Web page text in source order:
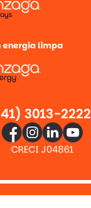
energia limpa
3013-2222
CRECI J04861